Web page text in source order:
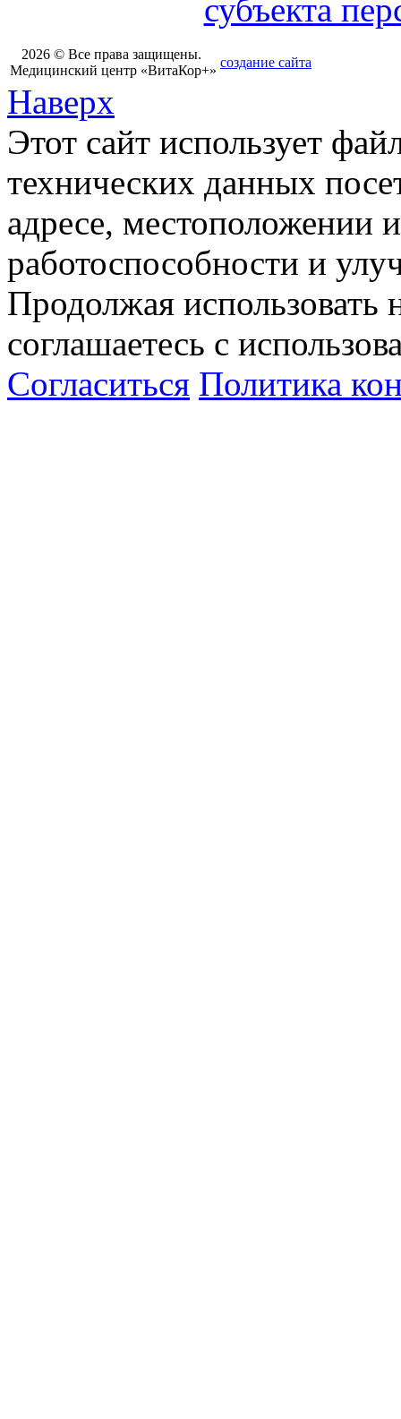
субъекта
2026 © Все права защищены.
Медицинский центр «ВитаКор+»
создание сайта
Наверх
Этот сайт использует
технических данных
адресе, местоположении
работоспособности и
Продолжая использовать
соглашаетесь с
Согласиться Политика